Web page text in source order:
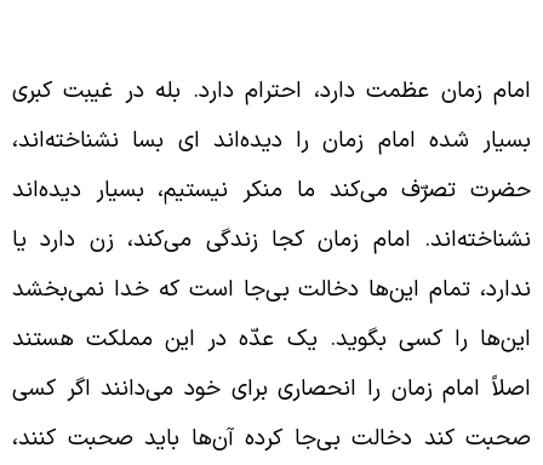
زمان عظمت دارد، احترام دارد. بله در غیبت کبری
شده امام زمان را دیده‌اند ای بسا نشناخته‌اند،
تصرّف می‌کند ما منکر نیستیم، بسیار دیده‌اند
امام زمان کجا زندگی می‌کند، زن دارد یا
تمام این‌ها دخالت بی‌جا است که خدا نمی‌بخشد
را کسی بگوید. یک عدّه در این مملکت هستند
امام زمان را انحصاری برای خود می‌دانند اگر کسی
کند دخالت بی‌جا کرده آن‌ها باید صحبت کنند،